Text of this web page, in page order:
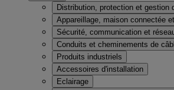
Distribution, protection et gestion
Appareillage, maison connectée
Sécurité, communication et
Conduits et cheminements de
Produits industriels
Accessoires d'installation
Eclairage